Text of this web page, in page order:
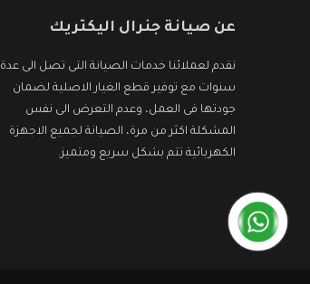
عن صيانة جنرال اليكتريك
نقدم لعملائنا خدمات الصيانة التى تصل الى عدة
سنوات مع توفير قطع الغيار الاصلية لضمان
جودتها فى العمل، وعدم التعرض الى نفس
المشكلة اكثر من مرة، الصيانة لجميع الاجهزة
الكهربائية تتم بشكل سريع ومتميز.